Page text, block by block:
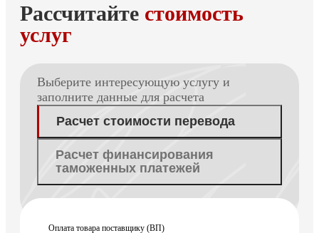
Рассчитайте стоимость
услуг
Выберите интересующую услугу и
заполните данные для расчета
Расчет стоимости перевода
Расчет финансирования
таможенных платежей
Оплата товара поставщику (ВП)